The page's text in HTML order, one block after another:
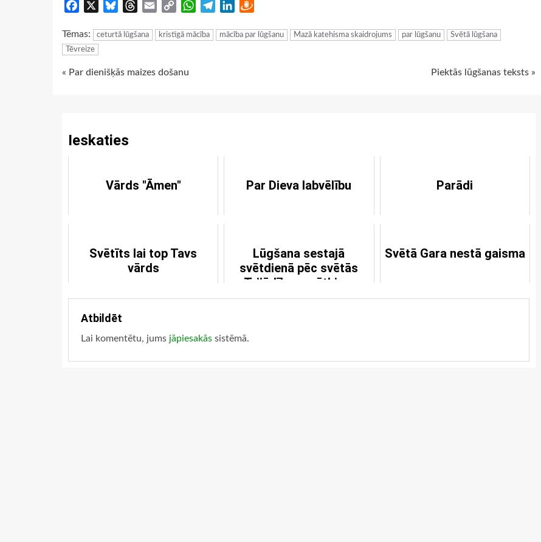
Facebook BlueskyThreads
Email
Copy
WhatsApp
TelegramLinkedIn
Tēmas: ceturtā lūgšana kristīgā mācība mācība par lūgšanu Mazā katehisma skaidrojums par lūgšanu
Svētā lūgšana
Tēvreize
Continue
« Par dienišķās maizes došanu Piektās lūgšanas teksts »
Ieskaties
Vārds "Āmen" Par Dieva labvēlību Parādi
Svētīts lai top Tavs
vārds
Lūgšana sestajā
svētdienā pēc svētās
Trijādības svētkiem
Svētā Gara nestā gaisma
Atbildēt
Lai komentētu, jums jāpiesakās sistēmā.